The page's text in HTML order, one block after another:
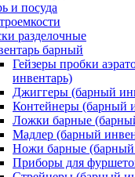
и посуда
разделочные
барный
Гейзеры пробки
инвентарь)
Джиггеры (барный
Контейнеры (барный
Ложки барные
Мадлер (барный
Ножи барные (барный
Приборы для